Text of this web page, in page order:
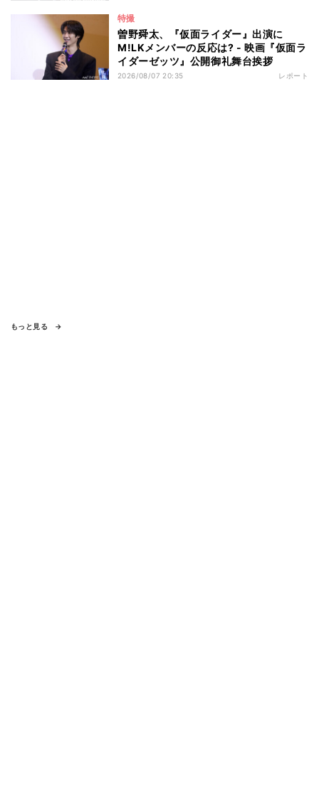
特撮
曽野舜太、『仮面ライダー』出演に
M!LKメンバーの反応は? - 映画『仮面ラ
イダーゼッツ』公開御礼舞台挨拶
2026/08/07 20:35 レポート
もっと見る